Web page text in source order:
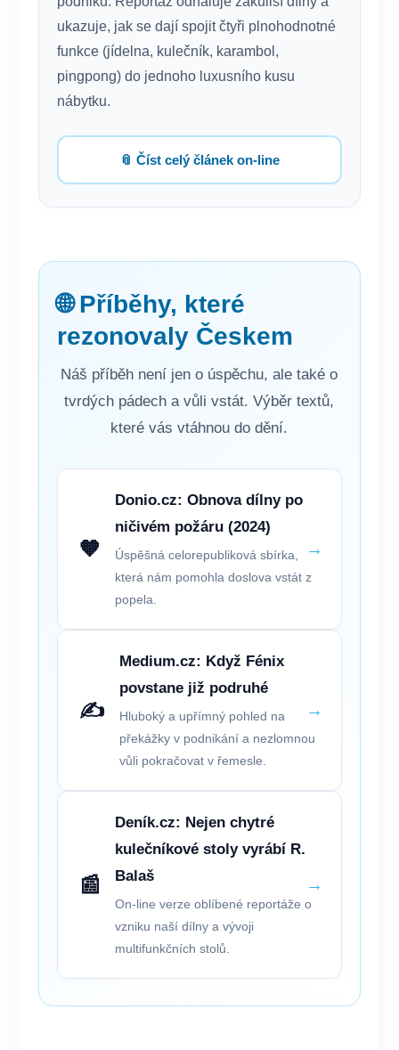
ukazuje, jak se dají spojit čtyři plnohodnotné
funkce (jídelna, kulečník, karambol,
pingpong) do jednoho luxusního kusu
nábytku.
📎 Číst celý článek on-line
🌐 Příběhy, které
rezonovaly Českem
Náš příběh není jen o úspěchu, ale také o
tvrdých pádech a vůli vstát. Výběr textů,
které vás vtáhnou do dění.
🧡
Donio.cz: Obnova dílny po
ničivém požáru (2024)
Úspěšná celorepubliková sbírka,
která nám pomohla doslova vstát z
popela.
→
✍️
Medium.cz: Když Fénix
povstane již podruhé
Hluboký a upřímný pohled na
překážky v podnikání a nezlomnou
vůli pokračovat v řemesle.
→
📰
Deník.cz: Nejen chytré
kulečníkové stoly vyrábí R.
Balaš
On-line verze oblíbené reportáže o
vzniku naší dílny a vývoji
multifunkčních stolů.
→